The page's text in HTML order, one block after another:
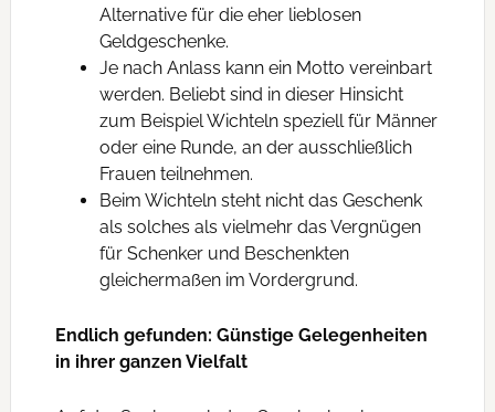
Alternative für die eher lieblosen
Geldgeschenke.
Je nach Anlass kann ein Motto vereinbart
werden. Beliebt sind in dieser Hinsicht
zum Beispiel Wichteln speziell für Männer
oder eine Runde, an der ausschließlich
Frauen teilnehmen.
Beim Wichteln steht nicht das Geschenk
als solches als vielmehr das Vergnügen
für Schenker und Beschenkten
gleichermaßen im Vordergrund.
Endlich gefunden: Günstige Gelegenheiten
in ihrer ganzen Vielfalt